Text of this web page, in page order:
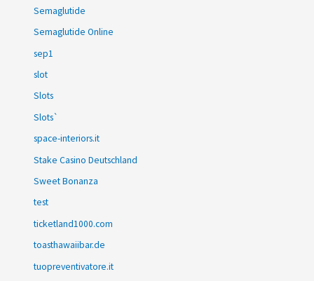
Semaglutide
Semaglutide Online
sep1
slot
Slots
Slots`
space-interiors.it
Stake Casino Deutschland
Sweet Bonanza
test
ticketland1000.com
toasthawaiibar.de
tuopreventivatore.it